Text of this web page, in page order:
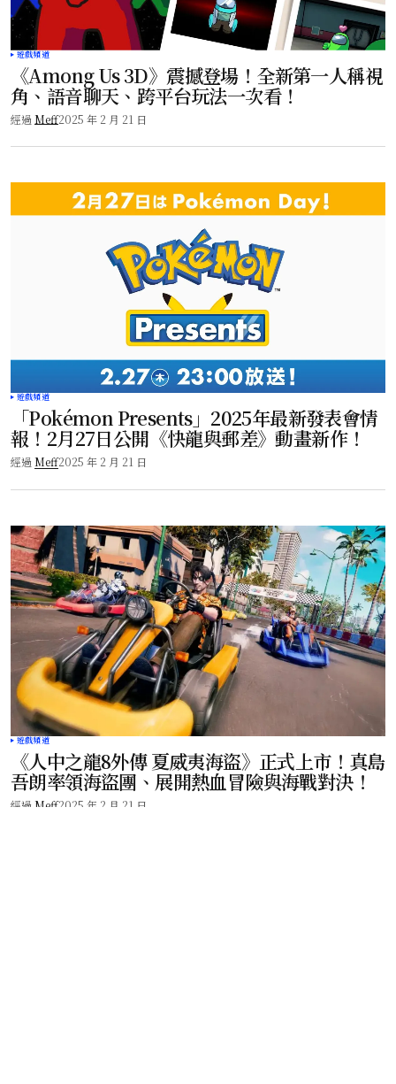
遊戲頻道
《Among Us 3D》震撼登場！全新第一人稱視
角、語音聊天、跨平台玩法一次看！
經過 Meff2025 年 2 月 21 日
遊戲頻道
「Pokémon Presents」2025年最新發表會情
報！2月27日公開《快龍與郵差》動畫新作！
經過 Meff2025 年 2 月 21 日
遊戲頻道
《人中之龍8外傳 夏威夷海盜》正式上市！真島
吾朗率領海盜團、展開熱血冒險與海戰對決！
經過 Meff2025 年 2 月 21 日